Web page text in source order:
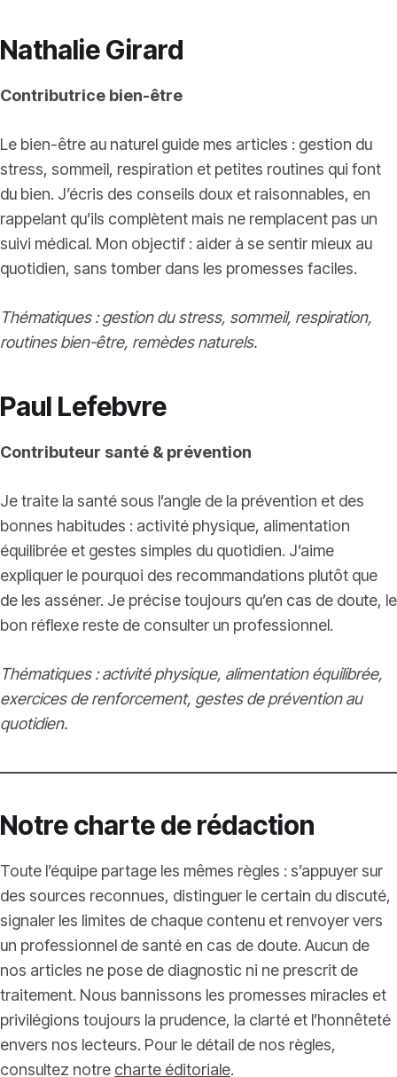
Nathalie Girard
Contributrice bien-être
Le bien-être au naturel guide mes articles : gestion du
stress, sommeil, respiration et petites routines qui font
du bien. J’écris des conseils doux et raisonnables, en
rappelant qu’ils complètent mais ne remplacent pas un
suivi médical. Mon objectif : aider à se sentir mieux au
quotidien, sans tomber dans les promesses faciles.
Thématiques : gestion du stress, sommeil, respiration,
routines bien-être, remèdes naturels.
Paul Lefebvre
Contributeur santé & prévention
Je traite la santé sous l’angle de la prévention et des
bonnes habitudes : activité physique, alimentation
équilibrée et gestes simples du quotidien. J’aime
expliquer le pourquoi des recommandations plutôt que
de les asséner. Je précise toujours qu’en cas de doute, le
bon réflexe reste de consulter un professionnel.
Thématiques : activité physique, alimentation équilibrée,
exercices de renforcement, gestes de prévention au
quotidien.
Notre charte de rédaction
Toute l’équipe partage les mêmes règles : s’appuyer sur
des sources reconnues, distinguer le certain du discuté,
signaler les limites de chaque contenu et renvoyer vers
un professionnel de santé en cas de doute. Aucun de
nos articles ne pose de diagnostic ni ne prescrit de
traitement. Nous bannissons les promesses miracles et
privilégions toujours la prudence, la clarté et l’honnêteté
envers nos lecteurs. Pour le détail de nos règles,
consultez notre charte éditoriale.